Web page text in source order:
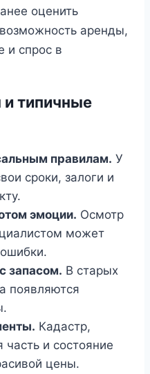
оценить
аренды,
и спрос в
типичные
правилам. У
сроки, залоги и
эмоции. Осмотр
может
запасом. В старых
появляются
Кадастр,
часть и состояние
цены.